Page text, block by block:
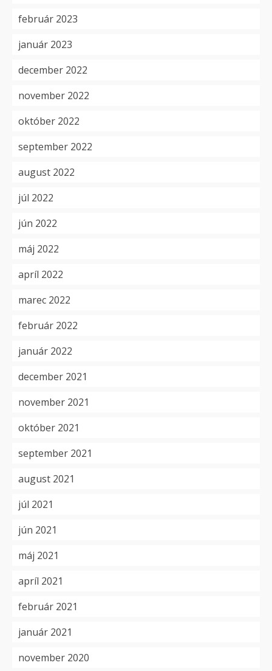
február 2023
január 2023
december 2022
november 2022
október 2022
september 2022
august 2022
júl 2022
jún 2022
máj 2022
apríl 2022
marec 2022
február 2022
január 2022
december 2021
november 2021
október 2021
september 2021
august 2021
júl 2021
jún 2021
máj 2021
apríl 2021
február 2021
január 2021
november 2020